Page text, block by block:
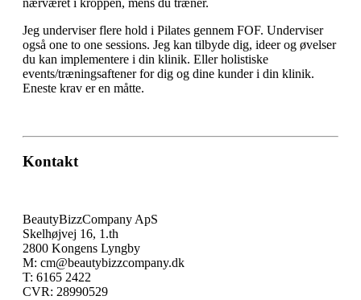
nærværet i kroppen, mens du træner.
Jeg underviser flere hold i Pilates gennem FOF. Underviser
også one to one sessions. Jeg kan tilbyde dig, ideer og øvelser
du kan implementere i din klinik. Eller holistiske
events/træningsaftener for dig og dine kunder i din klinik.
Eneste krav er en måtte.
Kontakt
BeautyBizzCompany ApS
Skelhøjvej 16, 1.th
2800 Kongens Lyngby
M: cm@beautybizzcompany.dk
T: 6165 2422
CVR: 28990529